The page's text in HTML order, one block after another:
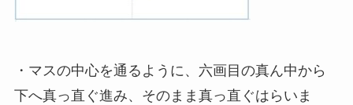
・マスの中心を通るように、六画目の真ん中から
下へ真っ直ぐ進み、そのまま真っ直ぐはらいま